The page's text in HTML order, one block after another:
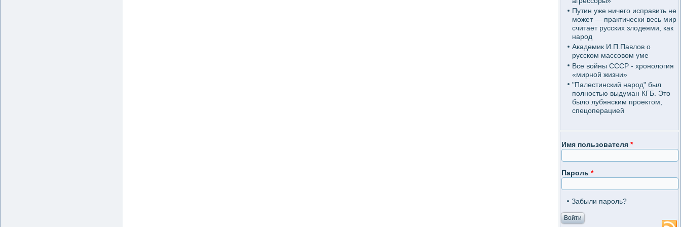
Путин уже ничего исправить не
может — практически весь мир
считает русских злодеями, как
народ
Академик И.П.Павлов о
русском массовом уме
Все войны СССР - хронология
«мирной жизни»
"Палестинский народ" был
полностью выдуман КГБ. Это
было лубянским проектом,
спецоперацией
Имя пользователя *
Пароль *
Забыли пароль?